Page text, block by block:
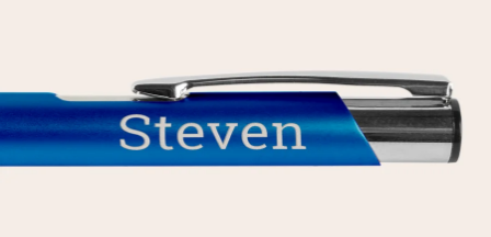
Biglietto d'auguri gratuito